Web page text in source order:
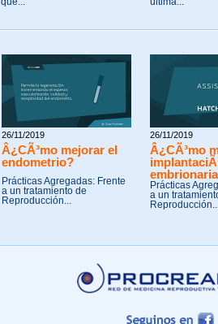
26/11/2019
Â¿CÃ³mo mejorar el
endometrio?
Prácticas Agregadas: Frente
a un tratamiento de
Reproducción...
26/11/2019
Â¿CÃ³mo
Prácticas
a un